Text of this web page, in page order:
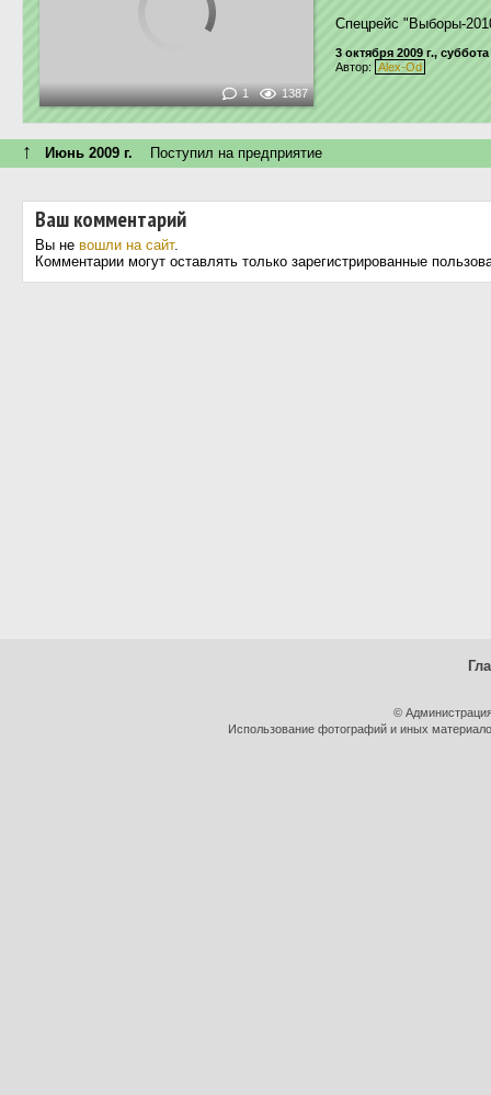
1 1387
Спецрейс "Выборы-
3 октября 2009 г., суббота
Автор: Alex-Od
↑ Июнь 2009 г. Поступил на предприятие
Ваш комментарий
Вы не вошли на сайт.
Комментарии могут оставлять только зарегистрированные
©
Использование фотографий и иных